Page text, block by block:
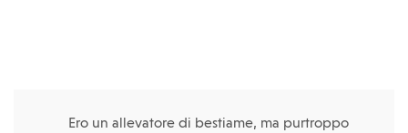
Ero un allevatore di bestiame, ma purtroppo